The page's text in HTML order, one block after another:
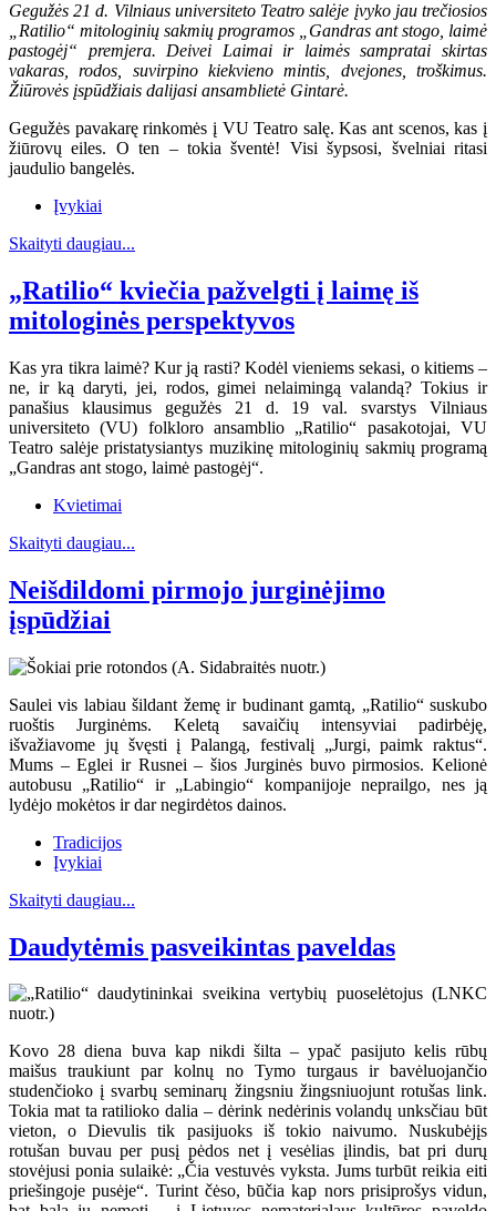
Gegužės 21 d. Vilniaus universiteto Teatro salėje įvyko jau trečiosios
„Ratilio“ mitologinių sakmių programos „Gandras ant stogo, laimė
pastogėj“ premjera. Deivei Laimai ir laimės sampratai skirtas
vakaras, rodos, suvirpino kiekvieno mintis, dvejones, troškimus.
Žiūrovės įspūdžiais dalijasi ansamblietė Gintarė.
Gegužės pavakarę rinkomės į VU Teatro salę. Kas ant scenos, kas į
žiūrovų eiles. O ten – tokia šventė! Visi šypsosi, švelniai ritasi
jaudulio bangelės.
Įvykiai
Skaityti daugiau...
„Ratilio“ kviečia pažvelgti į laimę iš
mitologinės perspektyvos
Kas yra tikra laimė? Kur ją rasti? Kodėl vieniems sekasi, o kitiems –
ne, ir ką daryti, jei, rodos, gimei nelaimingą valandą? Tokius ir
panašius klausimus gegužės 21 d. 19 val. svarstys Vilniaus
universiteto (VU) folkloro ansamblio „Ratilio“ pasakotojai, VU
Teatro salėje pristatysiantys muzikinę mitologinių sakmių programą
„Gandras ant stogo, laimė pastogėj“.
Kvietimai
Skaityti daugiau...
Neišdildomi pirmojo jurginėjimo
įspūdžiai
Saulei vis labiau šildant žemę ir budinant gamtą, „Ratilio“ suskubo
ruoštis Jurginėms. Keletą savaičių intensyviai padirbėję,
išvažiavome jų švęsti į Palangą, festivalį „Jurgi, paimk raktus“.
Mums – Eglei ir Rusnei – šios Jurginės buvo pirmosios. Kelionė
autobusu „Ratilio“ ir „Labingio“ kompanijoje neprailgo, nes ją
lydėjo mokėtos ir dar negirdėtos dainos.
Tradicijos
Įvykiai
Skaityti daugiau...
Daudytėmis pasveikintas paveldas
Kovo 28 diena buva kap nikdi šilta – ypač pasijuto kelis rūbų
maišus traukiunt par kolnų no Tymo turgaus ir bavėluojančio
studenčioko į svarbų seminarų žingsniu žingsniuojunt rotušas link.
Tokia mat ta ratilioko dalia – dėrink nedėrinis volandų unksčiau būt
vieton, o Dievulis tik pasijuoks iš tokio naivumo. Nuskubėjįs
rotušan buvau per pusį pėdos net į vesėlias įlindis, bat pri durų
stovėjusi ponia sulaikė: „Čia vestuvės vyksta. Jums turbūt reikia eiti
priešingoje pusėje“. Turint čėso, būčia kap nors prisiprošys vidun,